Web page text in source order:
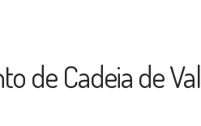
de Cadeia de